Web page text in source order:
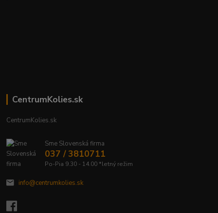
CentrumKolies.sk
CentrumKolies.sk
Sme Slovenská firma
037 / 3810711
Po-Pia 9.30 - 14.00 *letný režim
info@centrumkolies.sk